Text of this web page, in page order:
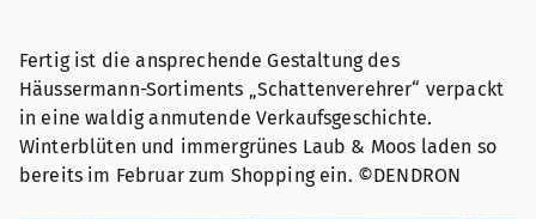
Fertig ist die ansprechende Gestaltung des
Häussermann-Sortiments „Schattenverehrer“ verpackt
in eine waldig anmutende Verkaufsgeschichte.
Winterblüten und immergrünes Laub & Moos laden so
bereits im Februar zum Shopping ein. ©DENDRON